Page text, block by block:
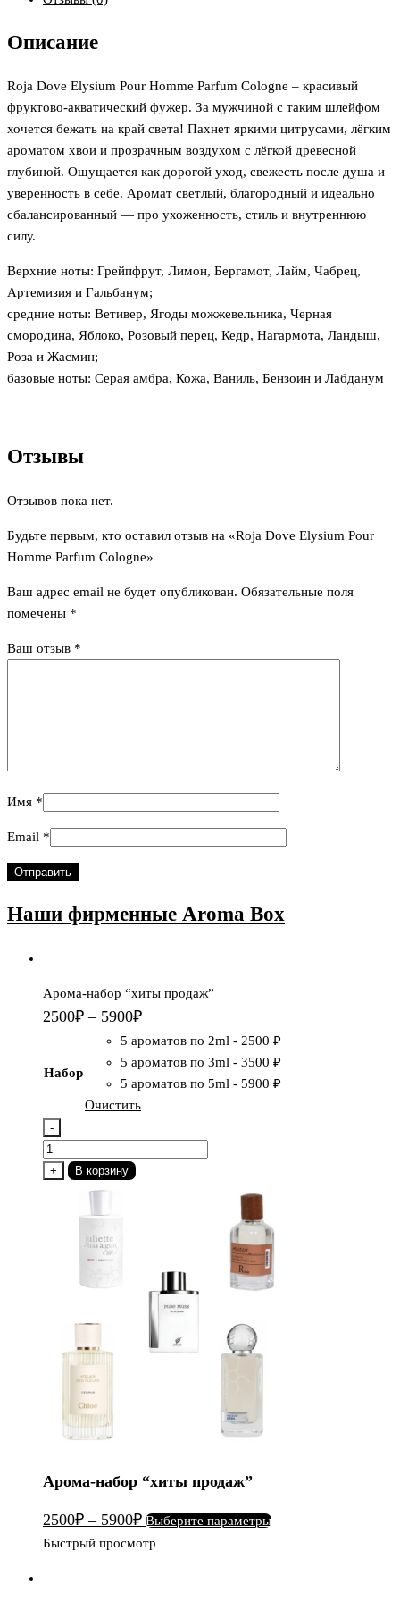
Описание
Roja Dove Elysium Pour Homme Parfum Cologne – красивый
фруктово-акватический фужер. За мужчиной с таким шлейфом
хочется бежать на край света! Пахнет яркими цитрусами, лёгким
ароматом хвои и прозрачным воздухом с лёгкой древесной
глубиной. Ощущается как дорогой уход, свежесть после душа и
уверенность в себе. Аромат светлый, благородный и идеально
сбалансированный — про ухоженность, стиль и внутреннюю
силу.
Верхние ноты: Грейпфрут, Лимон, Бергамот, Лайм, Чабрец,
Артемизия и Гальбанум;
средние ноты: Ветивер, Ягоды можжевельника, Черная
смородина, Яблоко, Розовый перец, Кедр, Нагармота, Ландыш,
Роза и Жасмин;
базовые ноты: Серая амбра, Кожа, Ваниль, Бензоин и Лабданум
Отзывы
Отзывов пока нет.
Будьте первым, кто оставил отзыв на «Roja Dove Elysium Pour
Homme Parfum Cologne»
Ваш адрес email не будет опубликован. Обязательные поля
помечены *
Ваш отзыв *
Имя *
Email *
Наши фирменные Aroma Box
Арома-набор “хиты продаж”
2500₽ – 5900₽
Набор
5 ароматов по 2ml - 2500 ₽
5 ароматов по 3ml - 3500 ₽
5 ароматов по 5ml - 5900 ₽
Очистить
-
Количество
товара
+ В корзину
Арома-набор “хиты продаж”
2500₽ – 5900₽ Выберите параметрыЭтот
Быстрый просмотр